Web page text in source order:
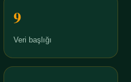
9
Veri başlığı